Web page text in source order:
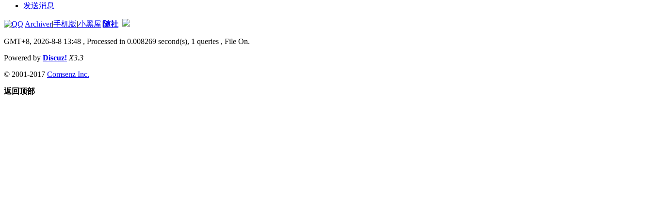
发送消息
|Archiver|手机版|小黑屋|随社
GMT+8, 2026-8-8 13:48 , Processed in 0.008269 second(s), 1 queries , File On.
Powered by Discuz! X3.3
© 2001-2017 Comsenz Inc.
返回顶部